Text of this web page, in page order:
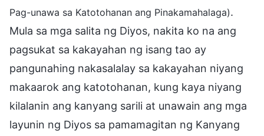
Pag-unawa sa Katotohanan ang Pinakamahalaga).
Mula sa mga salita ng Diyos, nakita ko na ang
pagsukat sa kakayahan ng isang tao ay
pangunahing nakasalalay sa kakayahan niyang
makaarok ang katotohanan, kung kaya niyang
kilalanin ang kanyang sarili at unawain ang mga
layunin ng Diyos sa pamamagitan ng Kanyang